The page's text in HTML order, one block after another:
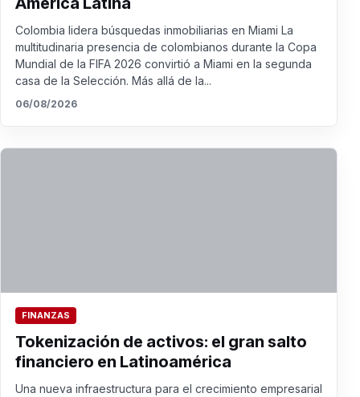
Colombia lidera búsquedas inmobiliarias en Miami La
multitudinaria presencia de colombianos durante la Copa
Mundial de la FIFA 2026 convirtió a Miami en la segunda
casa de la Selección. Más allá de la...
06/08/2026
FINANZAS
Tokenización de activos: el gran salto
financiero en Latinoamérica
Una nueva infraestructura para el crecimiento empresarial